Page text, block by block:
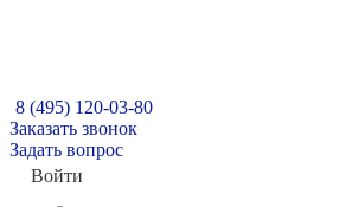
8 (495) 120-03-80
Заказать звонок
Задать вопрос
Войти